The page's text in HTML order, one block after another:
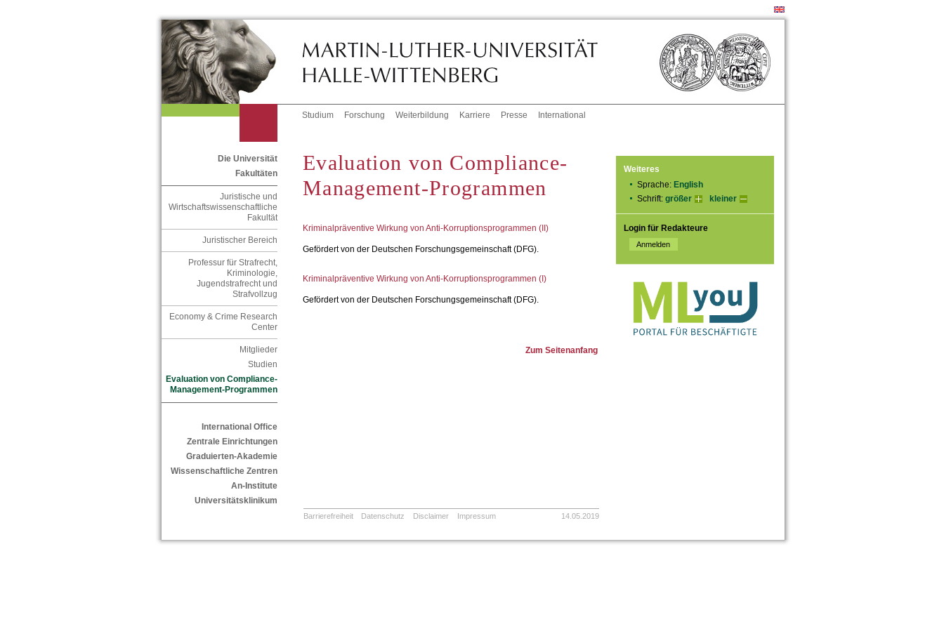
Studium Forschung Weiterbildung Karriere Presse International
Die Universität
Fakultäten
Juristische und
Wirtschaftswissenschaftliche
Fakultät
Juristischer Bereich
Professur für Strafrecht,
Kriminologie,
Jugendstrafrecht und
Strafvollzug
Economy & Crime Research
Center
Mitglieder
Studien
Evaluation von Compliance-
Management-Programmen
International Office
Zentrale Einrichtungen
Graduierten-Akademie
Wissenschaftliche Zentren
An-Institute
Universitätsklinikum
Weiteres
Sprache: English
Schrift: größer kleiner
Login für Redakteure
Evaluation von Compliance-
Management-Programmen
Kriminalpräventive Wirkung von Anti-Korruptionsprogrammen (II)
Gefördert von der Deutschen Forschungsgemeinschaft (DFG).
Kriminalpräventive Wirkung von Anti-Korruptionsprogrammen (I)
Gefördert von der Deutschen Forschungsgemeinschaft (DFG).
Zum Seitenanfang
Barrierefreiheit Datenschutz Disclaimer Impressum 14.05.2019